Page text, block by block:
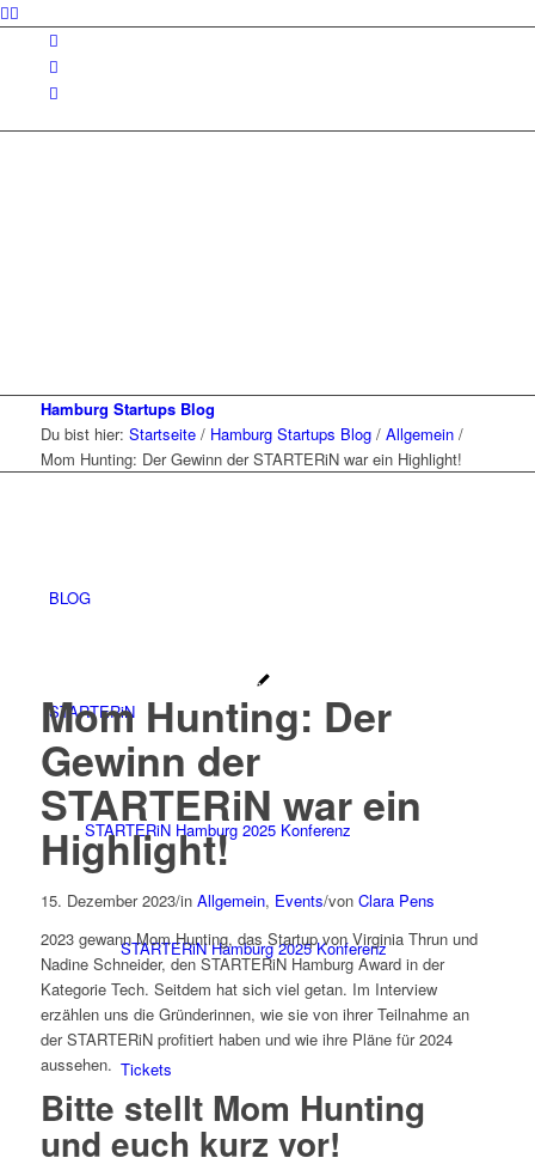
BLOG
STARTERiN
STARTERiN Hamburg 2025 Konferenz
STARTERiN Hamburg 2025 Konferenz
Tickets
Hamburg Startups Blog
Du bist hier: Startseite / Hamburg Startups Blog / Allgemein /
Mom Hunting: Der Gewinn der STARTERiN war ein Highlight!
Mom Hunting: Der
Gewinn der
STARTERiN war ein
Highlight!
15. Dezember 2023/in Allgemein, Events/von Clara Pens
2023 gewann Mom Hunting, das Startup von Virginia Thrun und
Nadine Schneider, den STARTERiN Hamburg Award in der
Kategorie Tech. Seitdem hat sich viel getan. Im Interview
erzählen uns die Gründerinnen, wie sie von ihrer Teilnahme an
der STARTERiN profitiert haben und wie ihre Pläne für 2024
aussehen.
Bitte stellt Mom Hunting
und euch kurz vor!